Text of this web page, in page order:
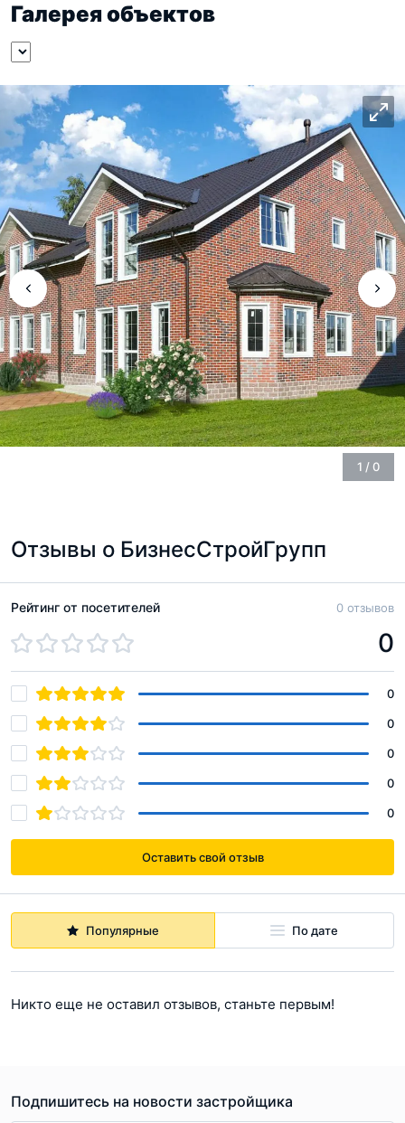
Галерея объектов
1 / 0
Отзывы о БизнесСтройГрупп
Оставить свой отзыв
Популярные По дате
Никто еще не оставил отзывов, станьте первым!
Рейтинг от посетителей 0 отзывов
0
0
0
0
0
0
Подпишитесь на новости застройщика